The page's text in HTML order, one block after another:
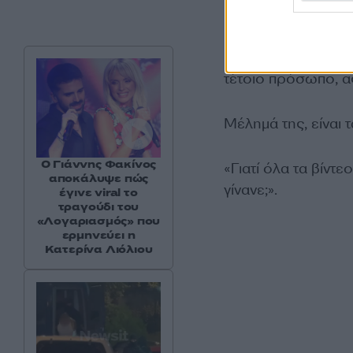
«Απλά εντάξει
τέτοιο πρόσωπο,
Μέλημά της, είναι
«Γιατί όλα τα
γίνανε;».
Ο Γιάννης Φακίνος
αποκάλυψε πώς
έγινε viral το
τραγούδι του
«Λογαριασμός» που
ερμηνεύει η
Κατερίνα Λιόλιου